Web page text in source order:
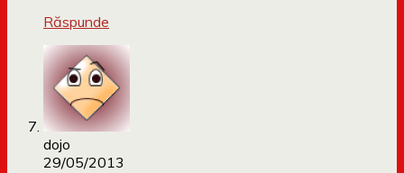
Răspunde
dojo
29/05/2013